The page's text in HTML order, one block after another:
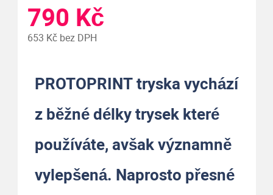
790 Kč
653 Kč bez DPH
PROTOPRINT tryska vychází
z běžné délky trysek které
používáte, avšak významně
vylepšená. Naprosto přesné